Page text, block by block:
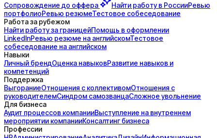
Сопровождение до оффера Найти работу в РоссииРевью
портфолиоРевью резюмеТестовое собеседование
Работа за рубежом
Найти работу за границейПомощь в оформлении
LinkedInРевью резюме на английскомТестовое
собеседование на английском
Навыки
Личный брендОценка навыковРазвитие навыков и
компетенций
Поддержка
ВыгораниеОтношения с коллективомОтношения с
руководителемСиндром самозванцаСложное увольнение
Для бизнеса
Аудит процессов компанииВыступление на внутреннем
мероприятии компанииКонсалтинг бизнеса
Профессии